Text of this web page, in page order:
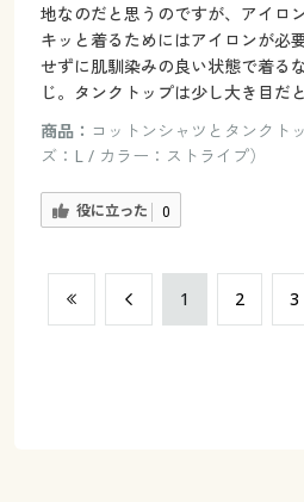
地なのだと思うのですが、アイロ
キッと着るためにはアイロンが必
せずに肌馴染みの良い状態で着る
じ。タンクトップは少し大き目だ
商品： コットンシャツとタンクト
ズ：L / カラー：ストライプ）
役に立った 0
​1 ​2 ​3